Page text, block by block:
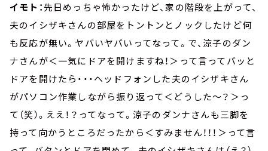
イモト：先日めっちゃ怖かったけど、家の階段を上がって、
夫のイシザキさんの部屋をトントンとノックしたけど何
も反応が無い。ヤバいヤバいってなって。で、涼子のダン
ナさんが＜一気にドアを開けますね！＞って言ってバッと
ドアを開けたら・・・ヘッドフォンした夫のイシザキさん
がパソコン作業しながら振り返って＜どうした～？＞っ
て（笑）。ええ！？ってなって。涼子のダンナさんも三脚を
持って向かうところだったから＜すみません！！！＞って言